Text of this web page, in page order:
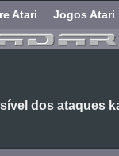
Atari Jogos Atari
dos ataques